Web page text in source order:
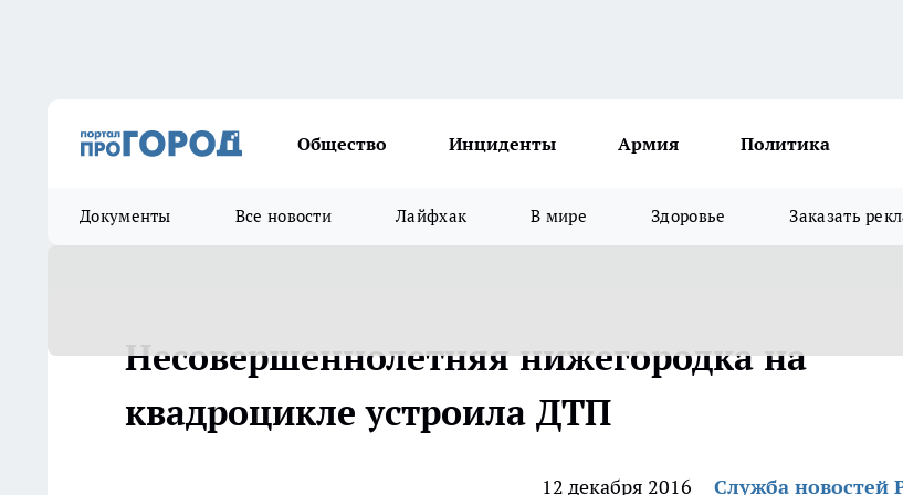
Общество Инциденты Армия Политика
Документы Все новости Лайфхак В мире Здоровье Заказать
Несовершеннолетняя нижегородка на
квадроцикле устроила ДТП
12 декабря 2016
Служба новостей